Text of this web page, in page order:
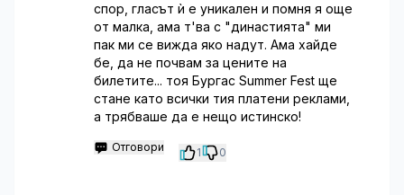
спор, гласът ѝ е уникален и помня я още
от малка, ама т'ва с "династията" ми
пак ми се вижда яко надут. Ама хайде
бе, да не почвам за цените на
билетите... тоя Бургас Summer Fest ще
стане като всички тия платени реклами,
а трябваше да е нещо истинско!
Отговори 1 0